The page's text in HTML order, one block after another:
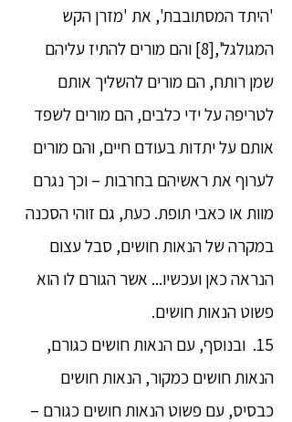
'היתד המסתובבת', את 'מזרן הקש
המגולגל',[8] והם מורים להתיז עליהם
שמן רותח, הם מורים להשליך אותם
לטריפה על ידי כלבים, הם מורים לשפד
אותם על יתדות בעודם חיים, והם מורים
לערוף את ראשיהם בחרבות – וכך נגרם
מוות או כאבי תופת. כעת, גם זוהי הסכנה
במקרה של הנאות חושים, סבל עצום
הנראה כאן ועכשיו... אשר הגורם לו הוא
פשוט הנאות חושים.
15. ובנוסף, עם הנאות חושים כגורם,
הנאות חושים כמקור, הנאות חושים
כבסיס, עם פשוט הנאות חושים כגורם –